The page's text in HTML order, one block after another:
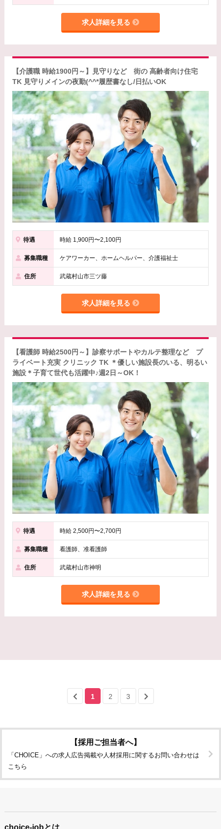
求人詳細を見る
【介護職 時給1900円～】見守りなど 街の 高齢者向け住宅
TK 見守りメインの夜勤(^^*履歴書なし/日払いOK
待遇 時給 1,900円〜2,100円
募集職種 ケアワーカー、ホームヘルパー、介護福祉士
住所 武蔵村山市三ツ藤
求人詳細を見る
【看護師 時給2500円～】診察サポートやカルテ整理など プ
ライベート充実 クリニック TK ＊優しい施設長のいる、明るい
施設＊子育て世代も活躍中♪週2日～OK！
待遇 時給 2,500円〜2,700円
募集職種 看護師、准看護師
住所 武蔵村山市神明
求人詳細を見る
1 2 3
【採用ご担当者へ】
「CHOICE」への求人広告掲載や人材採用に関するお問い合わせは
こちら
choice-jobとは